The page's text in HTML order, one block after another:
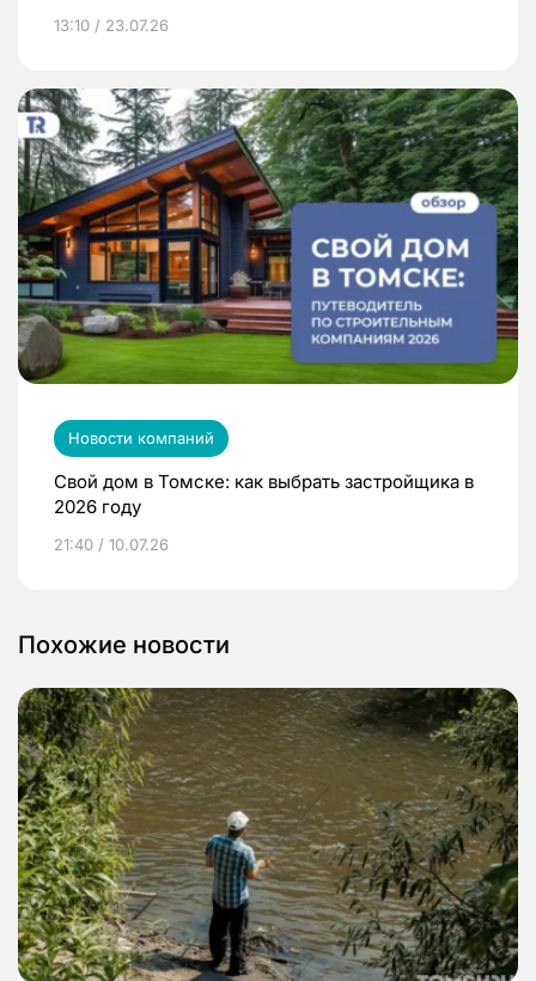
13:10 / 23.07.26
Новости компаний
Свой дом в Томске: как выбрать застройщика в
2026 году
21:40 / 10.07.26
Похожие новости